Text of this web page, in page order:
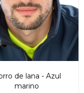
de lana - Azul
marino